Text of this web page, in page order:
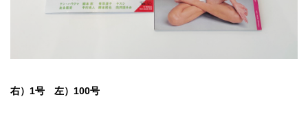
右）1号 左）100号